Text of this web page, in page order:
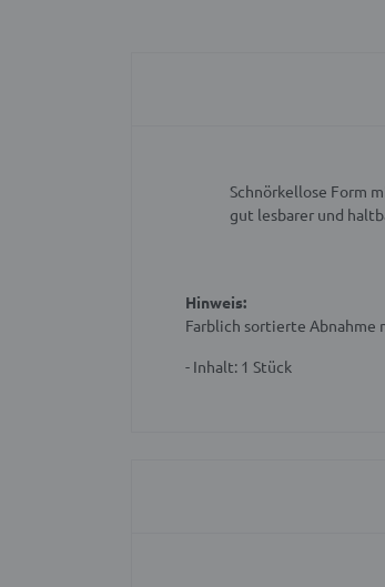
Schnörkellose Form
gut lesbarer und
Hinweis:
Farblich sortierte
- Inhalt: 1 Stück